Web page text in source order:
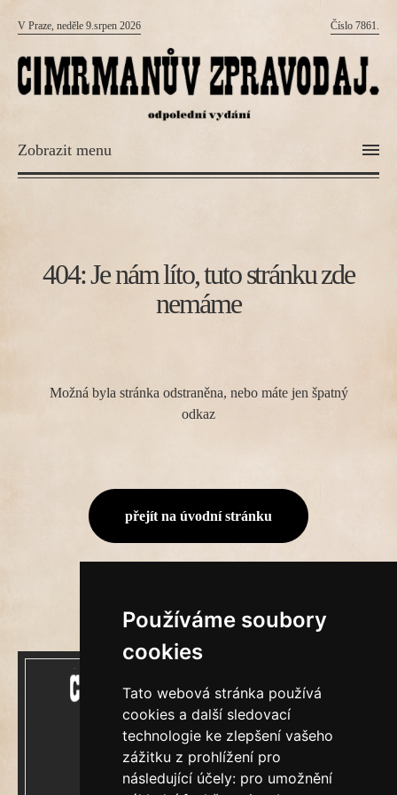
Používáme soubory
cookies
Tato webová stránka používá
cookies a další sledovací
technologie ke zlepšení vašeho
zážitku z prohlížení pro
následující účely: pro umožnění
V Praze, neděle 9.srpen 2026 Číslo 7861.
Zobrazit menu
404: Je nám líto, tuto stránku zde
nemáme
Možná byla stránka odstraněna, nebo máte jen špatný
odkaz
přejít na úvodní stránku
Mecenášem Cimrmanova Zpravodaje je
společnost